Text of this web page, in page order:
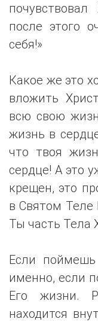
после этого
себя!»
Какое же это
вложить
всю свою
жизнь в
что твоя
сердце! А это
крещен, это
в Святом Теле
Ты часть Тела
Если
именно, если
Его жизни.
находится